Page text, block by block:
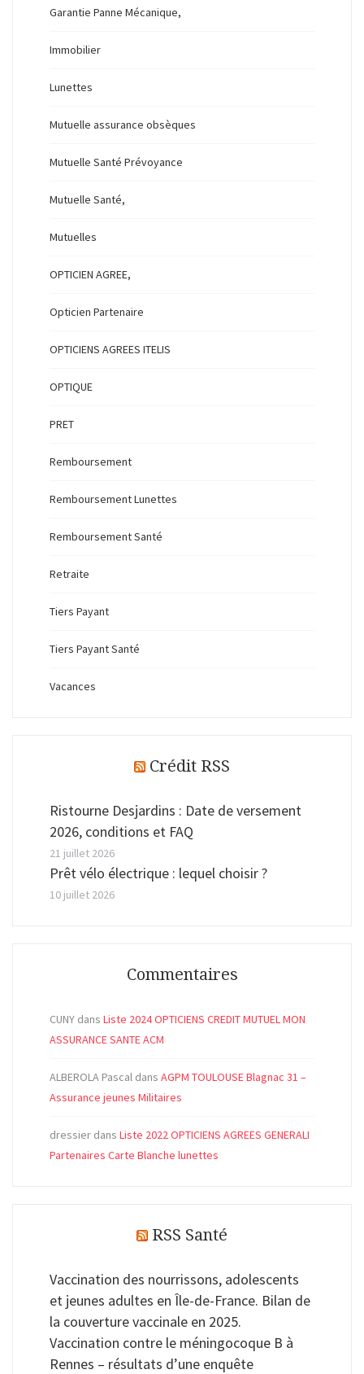
Garantie Panne Mécanique,
Immobilier
Lunettes
Mutuelle assurance obsèques
Mutuelle Santé Prévoyance
Mutuelle Santé,
Mutuelles
OPTICIEN AGREE,
Opticien Partenaire
OPTICIENS AGREES ITELIS
OPTIQUE
PRET
Remboursement
Remboursement Lunettes
Remboursement Santé
Retraite
Tiers Payant
Tiers Payant Santé
Vacances
Crédit RSS
Ristourne Desjardins : Date de versement
2026, conditions et FAQ
21 juillet 2026
Prêt vélo électrique : lequel choisir ?
10 juillet 2026
Commentaires
CUNY dans Liste 2024 OPTICIENS CREDIT MUTUEL MON
ASSURANCE SANTE ACM
ALBEROLA Pascal dans AGPM TOULOUSE Blagnac 31 –
Assurance jeunes Militaires
dressier dans Liste 2022 OPTICIENS AGREES GENERALI
Partenaires Carte Blanche lunettes
RSS Santé
Vaccination des nourrissons, adolescents
et jeunes adultes en Île-de-France. Bilan de
la couverture vaccinale en 2025.
Vaccination contre le méningocoque B à
Rennes – résultats d’une enquête